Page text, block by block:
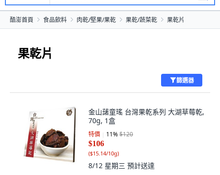
酷澎首頁 食品飲料 肉乾/堅果/果乾 果乾/蔬菜乾 果乾片
果乾片
篩選器
金山藷童瑤 台灣果乾系列 大湖草莓乾,
70g, 1盒
特價 11%$120
$106
($15.14/10g)
8/12 星期三 預計送達